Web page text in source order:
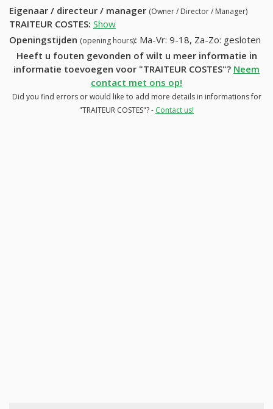
Eigenaar / directeur / manager (Owner / Director / Manager)
TRAITEUR COSTES: Show
Openingstijden (opening hours): Ma-Vr: 9-18, Za-Zo: gesloten
Heeft u fouten gevonden of wilt u meer informatie in
informatie toevoegen voor "TRAITEUR COSTES"? Neem
contact met ons op!
Did you find errors or would like to add more details in informations for
"TRAITEUR COSTES"? - Contact us!